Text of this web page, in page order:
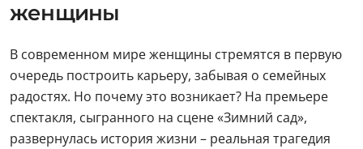
женщины
В современном мире женщины стремятся в первую
очередь построить карьеру, забывая о семейных
радостях. Но почему это возникает? На премьере
спектакля, сыгранного на сцене «Зимний сад»,
развернулась история жизни – реальная трагедия